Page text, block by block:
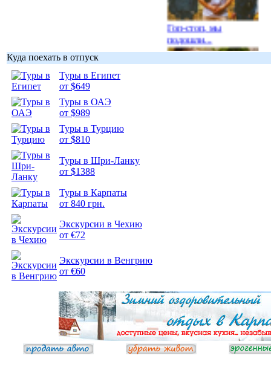
Гоп-стоп, мы
подошли...
Куда поехать в отпуск
Туры в Египет
от $649
Туры в ОАЭ
от $989
Туры в Турцию
от $810
Туры в Шри-Ланку
от $1388
Туры в Карпаты
от 840 грн.
Экскурсии в Чехию
от €72
Экскурсии в Венгрию
от €60